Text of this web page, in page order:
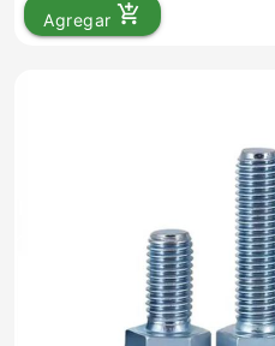
Agregar add_shopping_cart